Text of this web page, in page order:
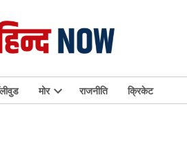
मोर
Open
राजनीति क्रिकेट